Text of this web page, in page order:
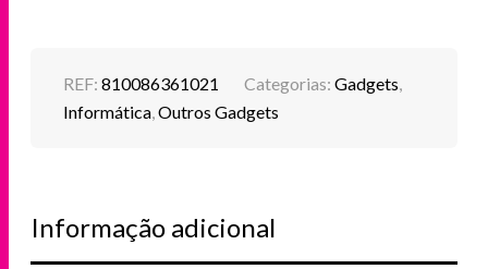
REF:810086361021 Categorias:Gadgets,
Informática,Outros Gadgets
Informação adicional